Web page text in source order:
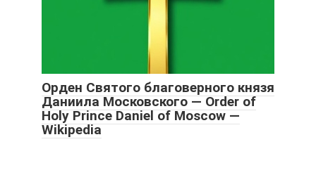
Орден Святого благоверного князя
Даниила Московского — Order of
Holy Prince Daniel of Moscow —
Wikipedia